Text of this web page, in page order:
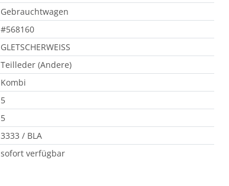
Gebrauchtwagen
#568160
GLETSCHERWEISS
Teilleder (Andere)
Kombi
5
5
3333 / BLA
sofort verfügbar